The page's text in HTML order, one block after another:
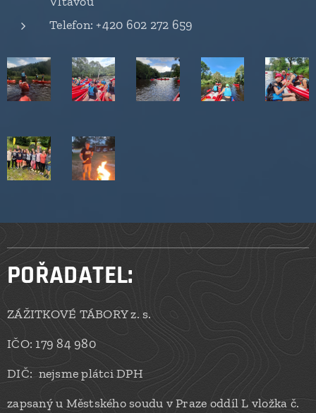
Telefon: +420 602 272 659
POŘADATEL:
ZÁŽITKOVÉ TÁBORY z. s.
IČO: 179 84 980
DIČ: nejsme plátci DPH
zapsaný u Městského soudu v Praze oddíl L vložka č.